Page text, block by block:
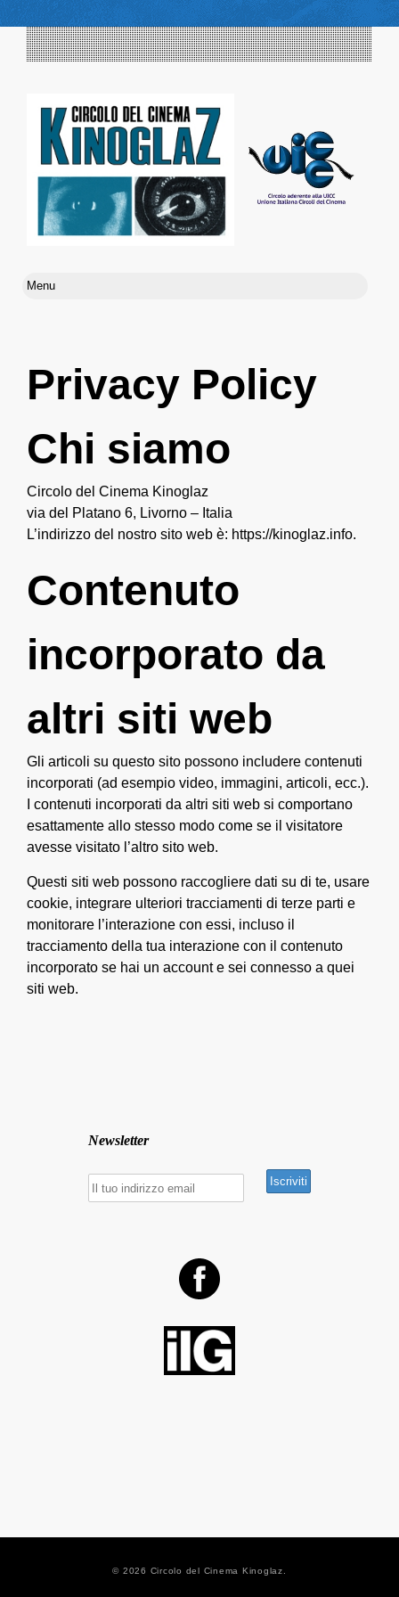
Privacy Policy
Chi siamo
Circolo del Cinema Kinoglaz
via del Platano 6, Livorno – Italia
L’indirizzo del nostro sito web è: https://kinoglaz.info.
Contenuto
incorporato da
altri siti web
Gli articoli su questo sito possono includere contenuti
incorporati (ad esempio video, immagini, articoli, ecc.).
I contenuti incorporati da altri siti web si comportano
esattamente allo stesso modo come se il visitatore
avesse visitato l’altro sito web.
Questi siti web possono raccogliere dati su di te, usare
cookie, integrare ulteriori tracciamenti di terze parti e
monitorare l’interazione con essi, incluso il
tracciamento della tua interazione con il contenuto
incorporato se hai un account e sei connesso a quei
siti web.
Newsletter
© 2026 Circolo del Cinema Kinoglaz.